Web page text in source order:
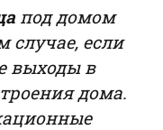
под домом
случае, если
выходы в
дома.